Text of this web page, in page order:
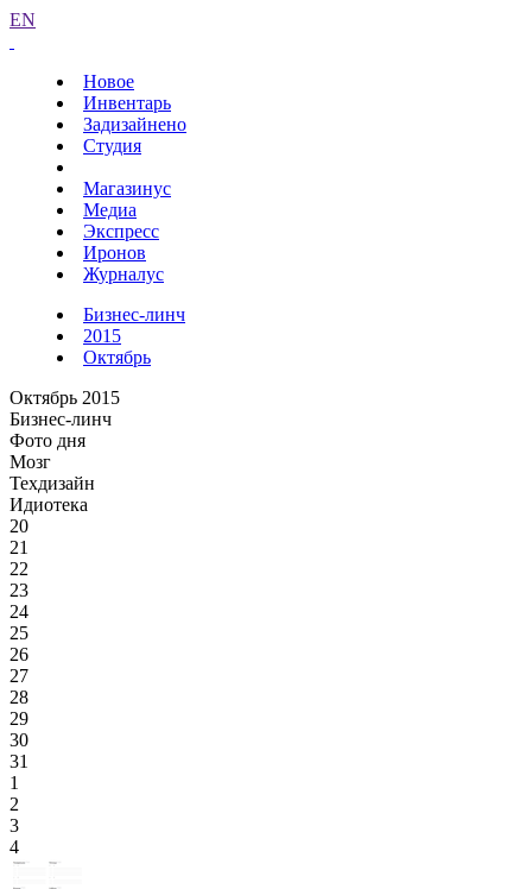
EN
Новое
Инвентарь
Задизайнено
Студия
Магазинус
Медиа
Экспресс
Иронов
Журналус
Бизнес-линч
2015
Октябрь
Октябрь 2015
Бизнес-линч
Фото дня
Мозг
Техдизайн
Идиотека
20
21
22
23
24
25
26
27
28
29
30
31
1
2
3
4